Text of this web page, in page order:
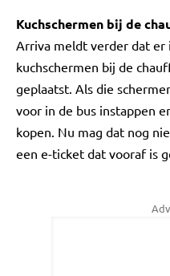
Kuchschermen bij de
Arriva meldt verder dat er
kuchschermen bij de
geplaatst. Als die
voor in de bus instappen
kopen. Nu mag dat nog
een e-ticket dat vooraf is